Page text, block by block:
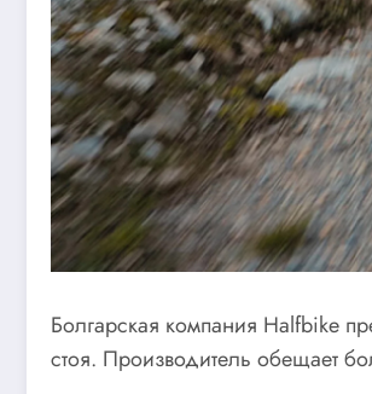
Болгарская компания Halfbike
стоя. Производитель обещает